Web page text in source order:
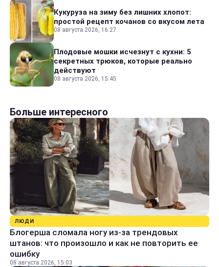
Кукуруза на зиму без лишних хлопот:
простой рецепт кочанов со вкусом лета
08 августа 2026, 16:27
Плодовые мошки исчезнут с кухни: 5
секретных трюков, которые реально
действуют
08 августа 2026, 15:45
Больше интересного
ЛЮДИ
Блогерша сломала ногу из-за трендовых
штанов: что произошло и как не повторить ее
ошибку
08 августа 2026, 15:03